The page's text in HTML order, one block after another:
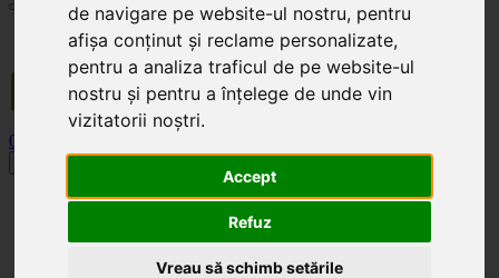
de navigare pe website-ul nostru, pentru
afișa conținut și reclame personalizate,
pentru a analiza traficul de pe website-ul
nostru și pentru a înțelege de unde vin
vizitatorii noștri.
Accept
Refuz
Vreau să schimb setările
Transportul este GRATUIT pentru comenzile mai mari de 350 Lei. Comanda minimă în
valoare de 100 Lei. Expediere în 1 - 2 zile lucrătoare.
0
Toggle navigation
Acasă
Noutăți